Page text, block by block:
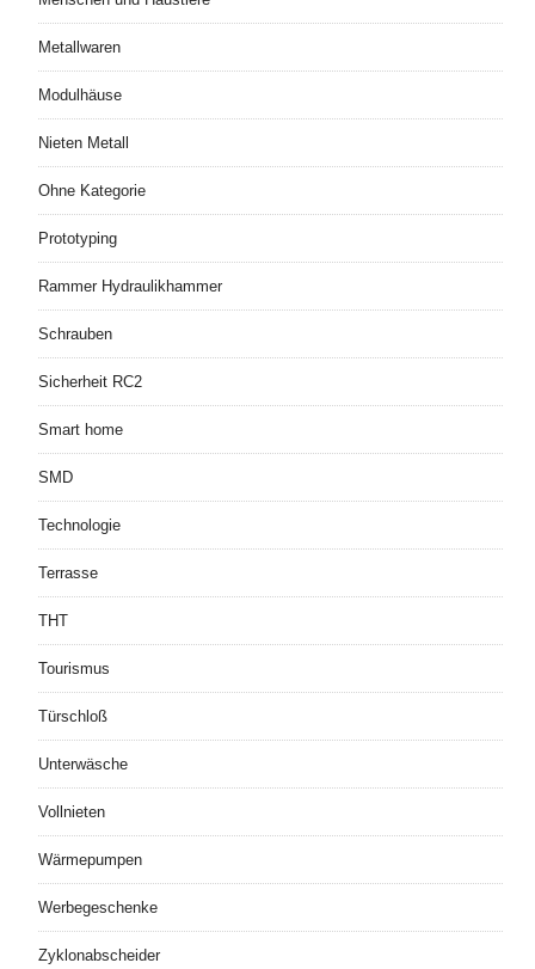
Metallwaren
Modulhäuse
Nieten Metall
Ohne Kategorie
Prototyping
Rammer Hydraulikhammer
Schrauben
Sicherheit RC2
Smart home
SMD
Technologie
Terrasse
THT
Tourismus
Türschloß
Unterwäsche
Vollnieten
Wärmepumpen
Werbegeschenke
Zyklonabscheider